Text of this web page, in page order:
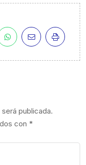
publicada.
con *